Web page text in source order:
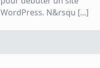
WordPress. N&rsqu [...]